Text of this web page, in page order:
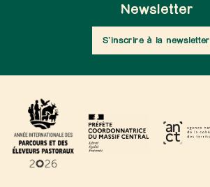
Newsletter
S'inscrire à la newsletter